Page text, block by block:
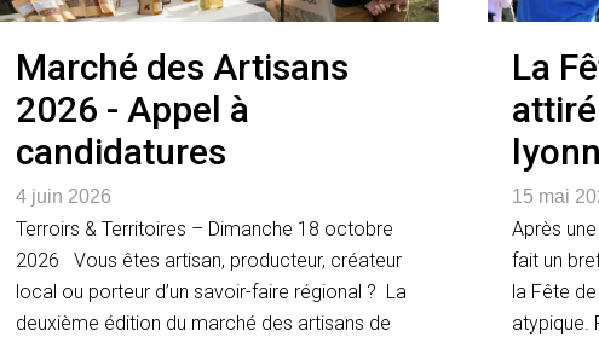
Marché des Artisans
2026 - Appel à
candidatures
4 juin 2026
Terroirs & Territoires – Dimanche 18 octobre
2026 Vous êtes artisan, producteur, créateur
local ou porteur d’un savoir-faire régional ? La
deuxième édition du marché des artisans de
La
15 mai
Après
fait un
la Fête
atypique.